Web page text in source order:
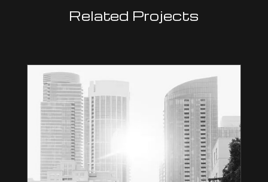
Related Projects